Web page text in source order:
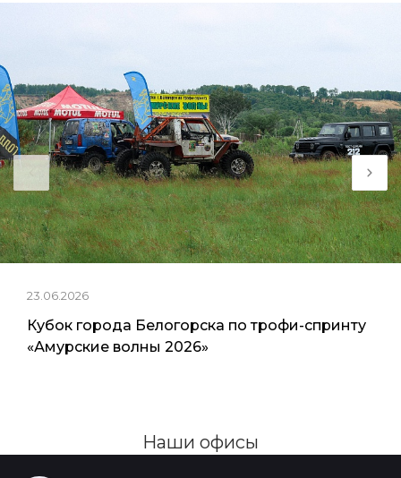
23.06.2026
Кубок города Белогорска по трофи-спринту
«Амурские волны 2026»
Наши офисы